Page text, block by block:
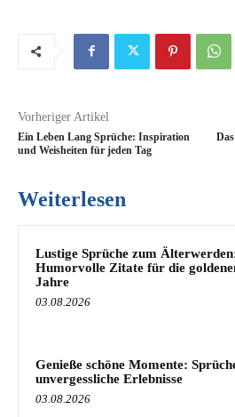
Vorheriger Artikel
Ein Leben Lang Sprüche: Inspiration
und Weisheiten für jeden Tag
Weiterlesen
Lustige Sprüche zum
Humorvolle Zitate für die
Jahre
03.08.2026
Genieße schöne Momente:
unvergessliche Erlebnisse
03.08.2026